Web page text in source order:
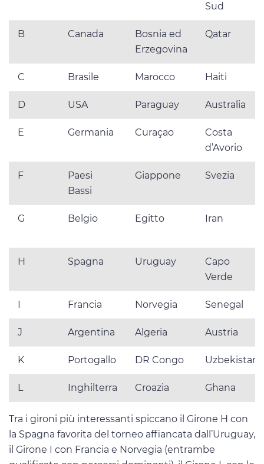
Sud
B Canada
Bosnia ed
Erzegovina
Qatar
C Brasile Marocco Haiti
D USA Paraguay Australia
E Germania Curaçao
Costa
d’Avorio
F
Paesi
Bassi
Giappone Svezia
G Belgio Egitto Iran
H Spagna Uruguay
Capo
Verde
Francia Norvegia Senegal
J Argentina Algeria Austria
K Portogallo DR Congo Uzbekistan
L Inghilterra Croazia Ghana
Tra i gironi più interessanti spiccano il Girone H con
la Spagna favorita del torneo affiancata dall’Uruguay,
il Girone I con Francia e Norvegia (entrambe